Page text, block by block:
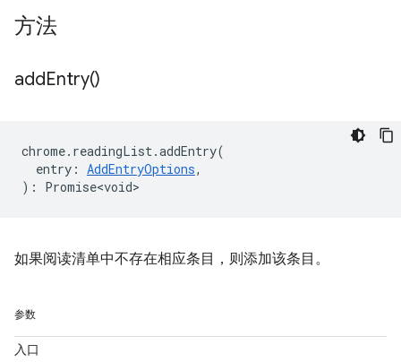
方法
addEntry()
chrome. readingList .addEntry(
entry : AddEntryOptions,
) : Promise<void>
如果阅读清单中不存在相应条目，则添加该条目。
参数
入口